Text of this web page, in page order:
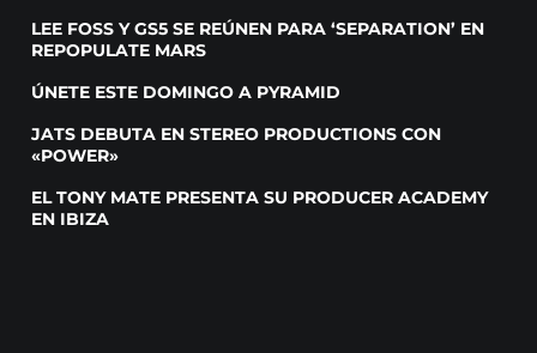
LEE FOSS Y GS5 SE REÚNEN PARA ‘SEPARATION’ EN
REPOPULATE MARS
ÚNETE ESTE DOMINGO A PYRAMID
JATS DEBUTA EN STEREO PRODUCTIONS CON
«POWER»
EL TONY MATE PRESENTA SU PRODUCER ACADEMY
EN IBIZA